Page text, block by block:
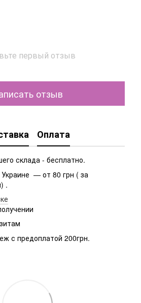
первый отзыв
отзыв
Оплата
склада - бесплатно.
— от 80 грн ( за
.
с предоплатой 200грн.